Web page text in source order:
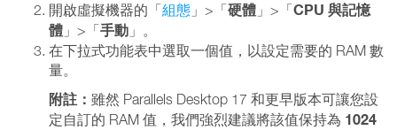
開啟虛擬機器的「組態 」>「硬體 」>「CPU 與記憶
體 」>「手動 」。
在下拉式功能表中選取一個值，以設定需要的 RAM 數
量。
附註： 雖然 Parallels Desktop 17 和更早版本可讓您設
定自訂的 RAM 值，我們強烈建議將該值保持為 1024